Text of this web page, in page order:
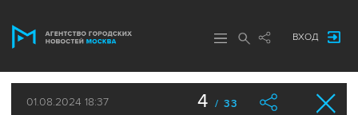
ВХОД
01.08.2024 18:37 4 / 33